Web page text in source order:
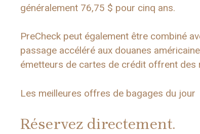
généralement 76,75 $ pour cinq ans.
PreCheck peut également être combiné
passage accéléré aux douanes
émetteurs de cartes de crédit offrent des
Les meilleures offres de bagages du jour
Réservez directement.